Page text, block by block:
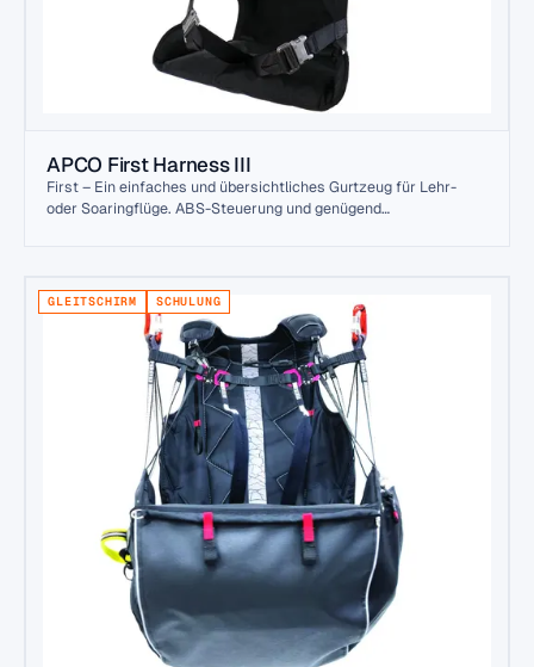
APCO First Harness III
First – Ein einfaches und übersichtliches Gurtzeug für Lehr-
oder Soaringflüge. ABS-Steuerung und genügend
verwendet.
GLEITSCHIRM SCHULUNG